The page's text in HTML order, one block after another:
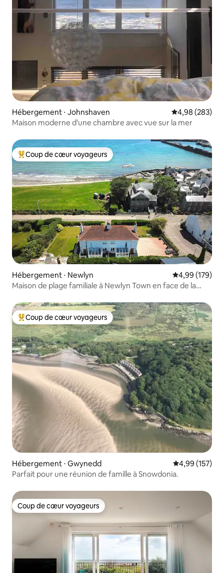
Hébergement ⋅ Johnshaven Évaluation
4,98 (283)
Maison moderne d'une chambre avec vue sur la mer
Coups de cœur voyageurs les plus appréciés
Coup de cœur voyageurs
Hébergement ⋅ Newlyn Évaluation
4,99 (179)
Maison de plage familiale à Newlyn Town en face de la
Coups de cœur voyageurs les plus appréciés
Coup de cœur voyageurs
Hébergement ⋅ Gwynedd Évaluation
4,99 (157)
Parfait pour une réunion de famille à Snowdonia.
Coup de cœur voyageurs
Coup de cœur voyageurs